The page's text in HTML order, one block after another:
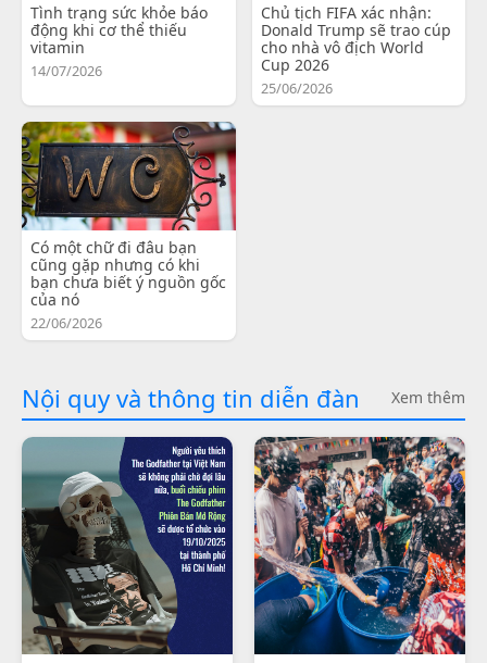
Tình trạng sức khỏe báo
động khi cơ thể thiếu
vitamin
14/07/2026
Chủ tịch FIFA xác nhận:
Donald Trump sẽ trao cúp
cho nhà vô địch World
Cup 2026
25/06/2026
Có một chữ đi đâu bạn
cũng gặp nhưng có khi
bạn chưa biết ý nguồn gốc
của nó
22/06/2026
Nội quy và thông tin diễn đàn Xem thêm